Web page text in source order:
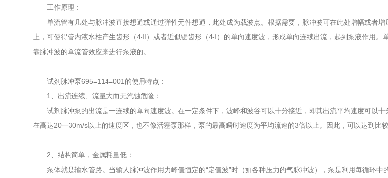
工作原理：
单流管有几处与脉冲波直接想通或通过弹性元件想通，此处成为载波点。根据需要，脉冲波可在此处增幅或者增
上，可使得管内液水柱产生齿形（4-Ⅱ）或者近似锯齿形（4-Ⅰ）的单向速度波，形成单向连续出流，起到泵液作用
靠脉冲波的单流管效应来进行泵液的。
试剂脉冲泵695=114=001的使用特点：
1、出流连续、流量大而无汽蚀危险：
试剂脉冲泵的出流是一连续的单向速度波。在一定条件下，波峰和波谷可以十分接近，即其出流平均速度可以
在高达20一30m/s以上的速度区，也不像活塞泵那样，泵的最高瞬时速度为平均流速的3倍以上。因此，可以达到比
2、结构简单，金属耗量低：
泵体就是输水管路。当输人脉冲波作用力峰值恒定的“定值波”时（如各种压力的气脉冲波），泵是利用每循环中